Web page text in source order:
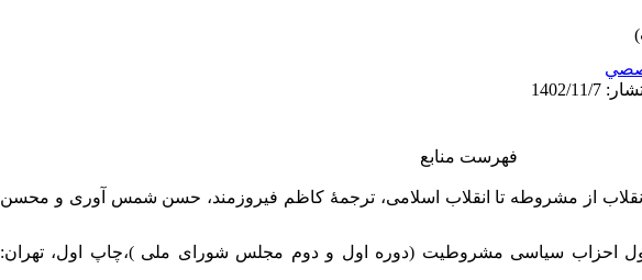
فهرست منابع
ایران بین دو انقلاب از مشروطه تا انقلاب اسلامی، ترجمۀ کاظم فیروزمند، حسن شمس آوری و محسن
(۱۳۶۱) پیدایش و تحول احزاب سیاسی مشروطیت (دوره اول و دوم مجلس شورای ملی )،چاپ اول، تهران: